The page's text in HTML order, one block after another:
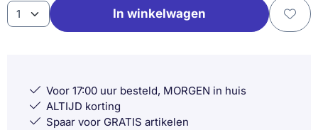
Aantal In winkelwagen
Voor 17:00 uur besteld, MORGEN in huis
ALTIJD korting
Spaar voor GRATIS artikelen